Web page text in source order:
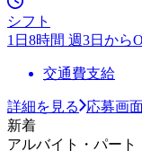
シフト
1日8時間 週3日から
交通費支給
詳細を見る
応募画
新着
アルバイト・パート